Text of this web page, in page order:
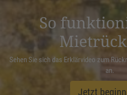
So
Sehen Sie sich das Erklärvideo zum
an.
Jetzt